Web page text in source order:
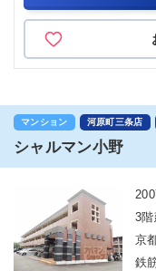
マンション 河原町三条店
シャルマン小野
3階
京
鉄